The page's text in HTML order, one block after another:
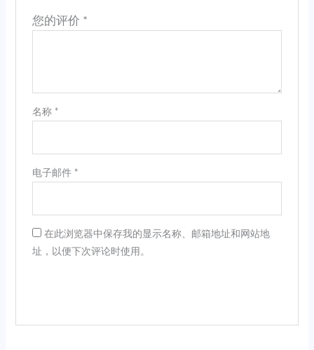
您的评价 *
名称 *
电子邮件 *
在此浏览器中保存我的显示名称、邮箱地址和网站地
址，以便下次评论时使用。